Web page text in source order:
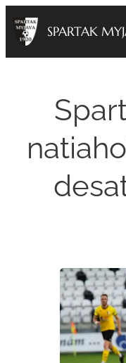
SPARTAK